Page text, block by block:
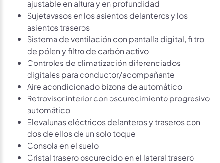
ajustable en altura y en profundidad
Sujetavasos en los asientos delanteros y los
asientos traseros
Sistema de ventilación con pantalla digital, filtro
de pólen y filtro de carbón activo
Controles de climatización diferenciados
digitales para conductor/acompañante
Aire acondicionado bizona de automático
Retrovisor interior con oscurecimiento progresivo
automático
Elevalunas eléctricos delanteros y traseros con
dos de ellos de un solo toque
Consola en el suelo
Cristal trasero oscurecido en el lateral trasero